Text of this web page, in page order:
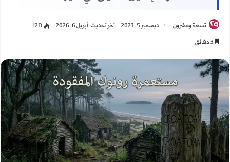
تسعة وعشرون ديسمبر 5, 2023 آخر تحديث: أبريل 6, 2026
128